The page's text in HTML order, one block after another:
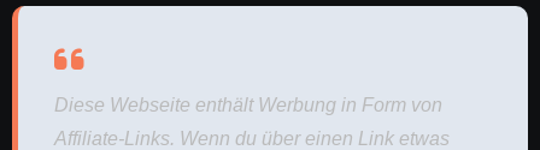
Diese Webseite enthält Werbung in Form von
Affiliate-Links. Wenn du über einen Link etwas